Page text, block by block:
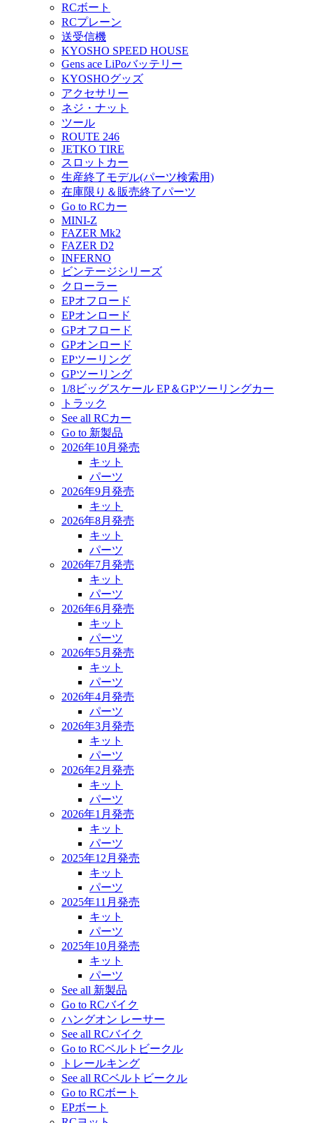
RCボート
RCプレーン
送受信機
KYOSHO SPEED HOUSE
Gens ace LiPoバッテリー
KYOSHOグッズ
アクセサリー
ネジ・ナット
ツール
ROUTE 246
JETKO TIRE
スロットカー
生産終了モデル(パーツ検索用)
在庫限り＆販売終了パーツ
Go to RCカー
MINI-Z
FAZER Mk2
FAZER D2
INFERNO
ビンテージシリーズ
クローラー
EPオフロード
EPオンロード
GPオフロード
GPオンロード
EPツーリング
GPツーリング
1/8ビッグスケール EP＆GPツーリングカー
トラック
See all RCカー
Go to 新製品
2026年10月発売
キット
パーツ
2026年9月発売
キット
2026年8月発売
キット
パーツ
2026年7月発売
キット
パーツ
2026年6月発売
キット
パーツ
2026年5月発売
キット
パーツ
2026年4月発売
パーツ
2026年3月発売
キット
パーツ
2026年2月発売
キット
パーツ
2026年1月発売
キット
パーツ
2025年12月発売
キット
パーツ
2025年11月発売
キット
パーツ
2025年10月発売
キット
パーツ
See all 新製品
Go to RCバイク
ハングオン レーサー
See all RCバイク
Go to RCベルトビークル
トレールキング
See all RCベルトビークル
Go to RCボート
EPボート